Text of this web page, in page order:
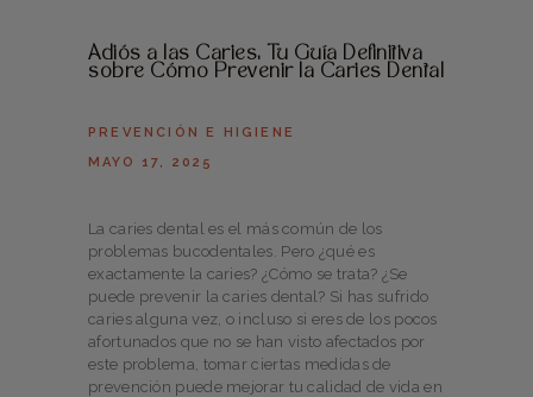
Adiós a las Caries: Tu Guía Definitiva
sobre Cómo Prevenir la Caries Dental
PREVENCIÓN E HIGIENE
MAYO 17, 2025
La caries dental es el más común de los
problemas bucodentales. Pero ¿qué es
exactamente la caries? ¿Cómo se trata? ¿Se
puede prevenir la caries dental? Si has sufrido
caries alguna vez, o incluso si eres de los pocos
afortunados que no se han visto afectados por
este problema, tomar ciertas medidas de
prevención puede mejorar tu calidad de vida en